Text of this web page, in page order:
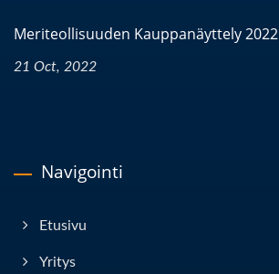
Meriteollisuuden Kauppanäyttely 2022
21 Oct, 2022
Navigointi
Etusivu
Yritys